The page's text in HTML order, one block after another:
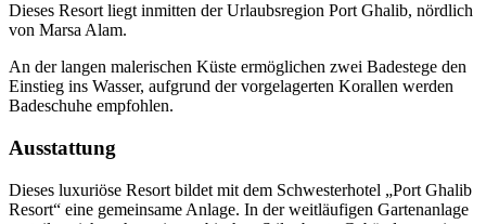
Dieses Resort liegt inmitten der Urlaubsregion Port Ghalib, nördlich
von Marsa Alam.
An der langen malerischen Küste ermöglichen zwei Badestege den
Einstieg ins Wasser, aufgrund der vorgelagerten Korallen werden
Badeschuhe empfohlen.
Ausstattung
Dieses luxuriöse Resort bildet mit dem Schwesterhotel „Port Ghalib
Resort“ eine gemeinsame Anlage. In der weitläufigen Gartenanlage